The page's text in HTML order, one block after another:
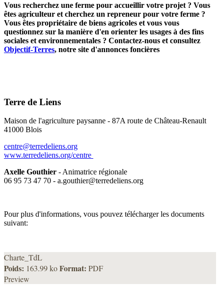
Vous recherchez une ferme pour accueillir votre projet ? Vous
êtes agriculteur et cherchez un repreneur pour votre ferme ?
Vous êtes propriétaire de biens agricoles et vous vous
questionnez sur la manière d'en orienter les usages à des fins
sociales et environnementales ? Contactez-nous et consultez
Objectif-Terres, notre site d'annonces foncières
Terre de Liens
Maison de l'agriculture paysanne - 87A route de Château-Renault
41000 Blois
centre@terredeliens.org
www.terredeliens.org/centre
Axelle Gouthier - Animatrice régionale
06 95 73 47 70 - a.gouthier@terredeliens.org
Pour plus d'informations, vous pouvez télécharger les documents
suivant:
Charte_TdL
Poids: 163.99 koFormat: PDF
Preview